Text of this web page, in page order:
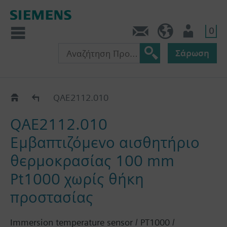
0
Σάρωση
QAE21..QAE2112.010
QAE2112.010
Εμβαπτιζόμενο αισθητήριο
θερμοκρασίας 100 mm
Pt1000 χωρίς θήκη
προστασίας
Immersion temperature sensor / PT1000 /